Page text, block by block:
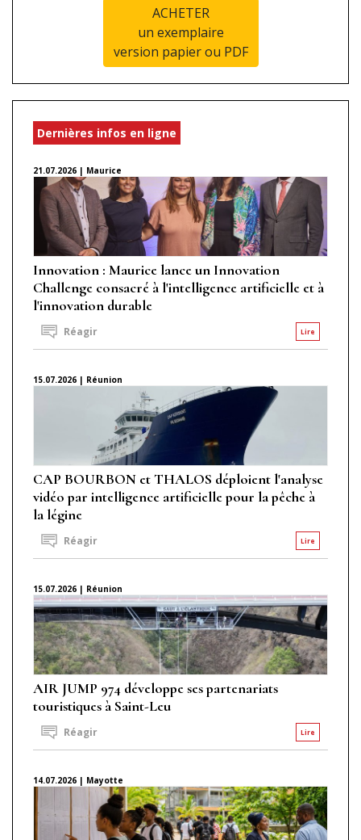
ACHETER
un exemplaire
version papier ou PDF
Dernières infos en ligne
21.07.2026 | Maurice
Innovation : Maurice lance un Innovation
Challenge consacré à l'intelligence artificielle et à
l'innovation durable
Lire
Réagir
15.07.2026 | Réunion
CAP BOURBON et THALOS déploient l'analyse
vidéo par intelligence artificielle pour la pêche à
la légine
Lire
Réagir
15.07.2026 | Réunion
AIR JUMP 974 développe ses partenariats
touristiques à Saint-Leu
Lire
Réagir
14.07.2026 | Mayotte